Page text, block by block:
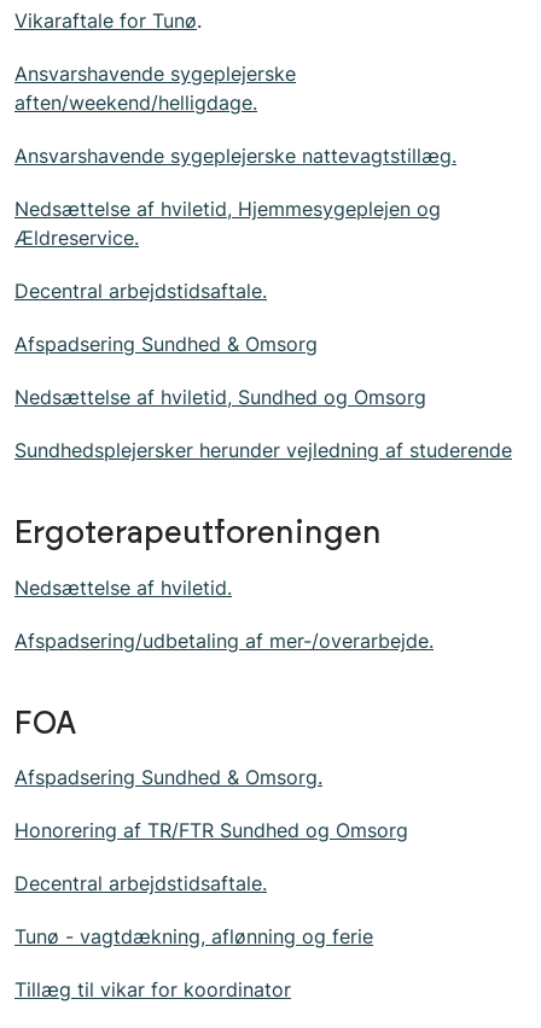
Vikaraftale for Tunø.
Ansvarshavende sygeplejerske
aften/weekend/helligdage.
Ansvarshavende sygeplejerske nattevagtstillæg.
Nedsættelse af hviletid, Hjemmesygeplejen og
Ældreservice.
Decentral arbejdstidsaftale.
Afspadsering Sundhed & Omsorg
Nedsættelse af hviletid, Sundhed og Omsorg
Sundhedsplejersker herunder vejledning af studerende
Ergoterapeutforeningen
Nedsættelse af hviletid.
Afspadsering/udbetaling af mer-/overarbejde.
FOA
Afspadsering Sundhed & Omsorg.
Honorering af TR/FTR Sundhed og Omsorg
Decentral arbejdstidsaftale.
Tunø - vagtdækning, aflønning og ferie
Tillæg til vikar for koordinator